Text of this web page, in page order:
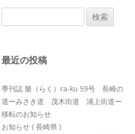
索:
最近の投稿
季刊誌 樂（らく）ra-ku 59号 長崎の
道ーみさき道 茂木街道 浦上街道ー
移転のお知らせ
お知らせ ( 長崎県 )